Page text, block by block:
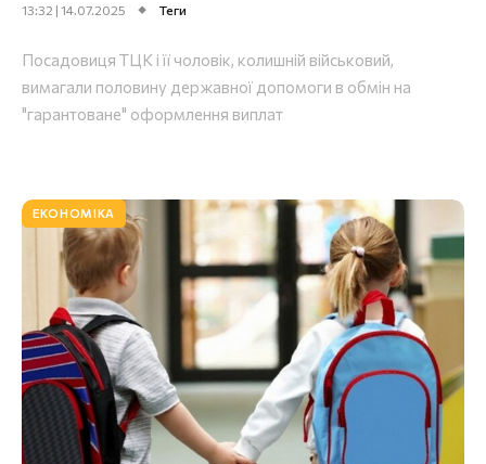
13:32 | 14.07.2025 Теги
Посадовиця ТЦК і її чоловік, колишній військовий,
вимагали половину державної допомоги в обмін на
"гарантоване" оформлення виплат
ЕКОНОМІКА